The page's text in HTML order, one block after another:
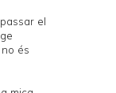
el
és